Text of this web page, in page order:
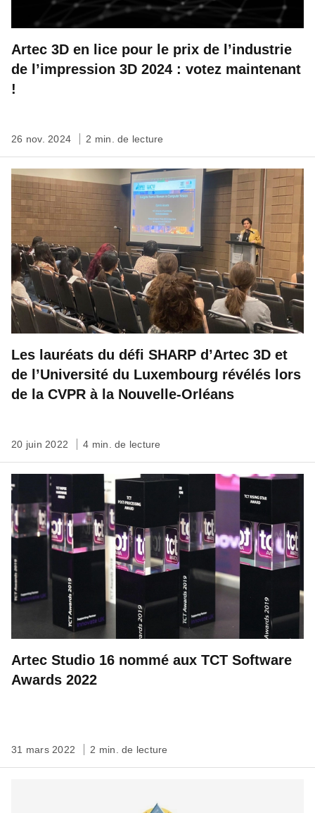
Artec 3D en lice pour le prix de l’industrie
de l’impression 3D 2024 : votez maintenant
!
26 nov. 2024 2 min. de lecture
Les lauréats du défi SHARP d’Artec 3D et
de l’Université du Luxembourg révélés lors
de la CVPR à la Nouvelle-Orléans
20 juin 2022 4 min. de lecture
Artec Studio 16 nommé aux TCT Software
Awards 2022
31 mars 2022 2 min. de lecture